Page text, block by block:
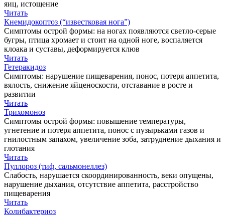
яиц, истощение
Читать
Кнемидокоптоз (“известковая нога”)
Симптомы острой формы: на ногах появляются светло-серые
бугры, птица хромает и стоит на одной ноге, воспаляется
клоака и суставы, деформируется клюв
Читать
Гетеракидоз
Симптомы: нарушение пищеварения, понос, потеря аппетита,
вялость, снижение яйценоскости, отставание в росте и
развитии
Читать
Трихомоноз
Симптомы острой формы: повышение температуры,
угнетение и потеря аппетита, понос с пузырьками газов и
гнилостным запахом, увеличение зоба, затруднение дыхания и
глотания
Читать
Пуллороз (тиф, сальмонеллез)
Слабость, нарушается скоординированность, веки опущены,
нарушение дыхания, отсутствие аппетита, расстройство
пищеварения
Читать
Колибактериоз